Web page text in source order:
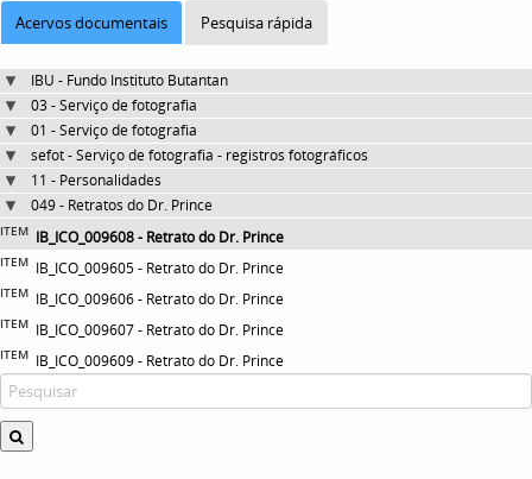
Acervos documentais Pesquisa rápida
IBU - Fundo Instituto Butantan
03 - Serviço de fotografia
01 - Serviço de fotografia
sefot - Serviço de fotografia - registros fotográficos
11 - Personalidades
049 - Retratos do Dr. Prince
ITEM IB_ICO_009608 - Retrato do Dr. Prince
ITEM IB_ICO_009605 - Retrato do Dr. Prince
ITEM IB_ICO_009606 - Retrato do Dr. Prince
ITEM IB_ICO_009607 - Retrato do Dr. Prince
ITEM IB_ICO_009609 - Retrato do Dr. Prince